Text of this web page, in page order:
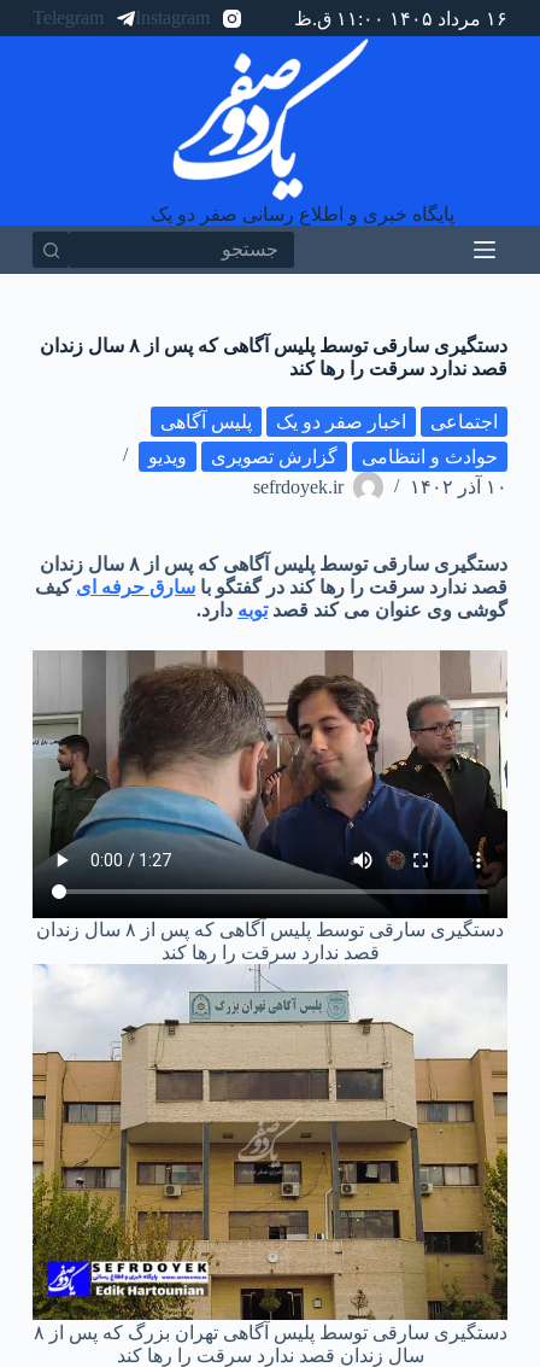
ا
۱۶ مرداد ۱۴۰۵ ۱۱:۰۰ ق.ظ Instagram
Telegram
پایگاه خبری و اطلاع رسانی صفر دو یک
دستگیری سارقی توسط پلیس آگاهی که پس از ۸ سال زندان
قصد ندارد سرقت را رها کند
اجتماعی اخبار صفر دو یک
پلیس آگاهی
حوادث و انتظامی
گزارش تصویری
ویدیو
۱۰ آذر ۱۴۰۲
sefrdoyek.ir
دستگیری سارقی توسط پلیس آگاهی که پس از ۸ سال زندان
قصد ندارد سرقت را رها کند در گفتگو با سارق حرفه ای کیف
گوشی وی عنوان می کند قصدتوبه دارد.
دستگیری سارقی توسط پلیس آگاهی که پس از ۸ سال زندان
قصد ندارد سرقت را رها کند
دستگیری سارقی توسط پلیس آگاهی تهران بزرگ که پس از ۸
سال زندان قصد ندارد سرقت را رها کند